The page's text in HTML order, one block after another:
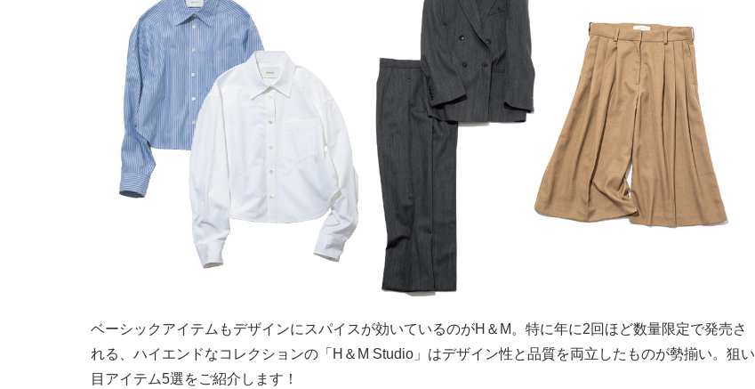
ベーシックアイテムもデザインにスパイスが効いているのがH＆M。特に年に2回ほど数量限定で発売さ
れる、ハイエンドなコレクションの「H＆M Studio」はデザイン性と品質を両立したものが勢揃い。狙い
目アイテム5選をご紹介します！